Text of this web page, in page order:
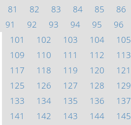
81
82 83 84 85 86
91
92 93 94 95 96
101
102 103 104 105
109
110 111 112 113
117
118 119 120 121
125
126 127 128 129
133
134 135 136 137
141
142 143 144 145